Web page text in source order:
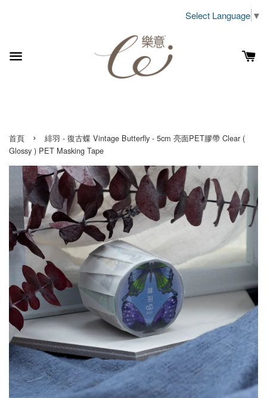
Select Language ▼
首頁 ›
緋羽 - 復古蝶 Vintage Butterfly - 5cm 亮面PET膠帶 Clear (
Glossy ) PET Masking Tape